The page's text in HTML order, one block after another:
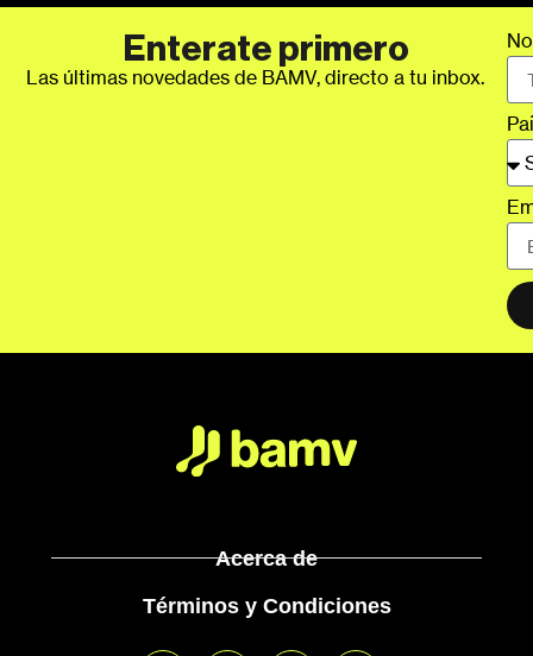
Enterate primero
Las últimas novedades de BAMV, directo a tu inbox.
Acerca de
Términos y Condiciones